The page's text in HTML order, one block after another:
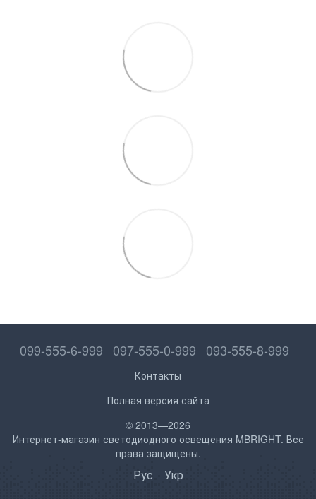
099-555-6-999 097-555-0-999 093-555-8-999
Контакты
Полная версия сайта
© 2013—2026
Интернет-магазин светодиодного освещения MBRIGHT. Все
права защищены.
Рус Укр